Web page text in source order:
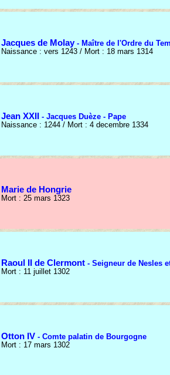
Jacques de Molay- Maître de l'Ordre du
Naissance : vers 1243 / Mort : 18 mars 1314
Jean XXII - Jacques Duèze - Pape
Naissance : 1244 / Mort : 4 decembre 1334
Marie de Hongrie
Mort : 25 mars 1323
Raoul II de Clermont - Seigneur de Nesles
Mort : 11 juillet 1302
Otton IV - Comte palatin de Bourgogne
Mort : 17 mars 1302